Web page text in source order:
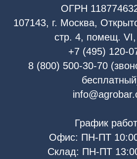
ОГРН
107143, г. Москва,
стр. 4, помещ.
+7 (495) 120-
8 (800) 500-30-70
График
Офис: ПН-ПТ
Склад: ПН-ПТ